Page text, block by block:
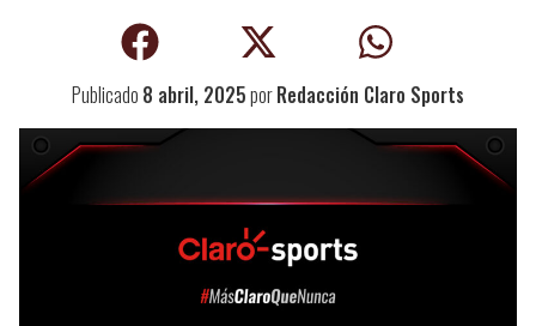
Publicado 8 abril, 2025porRedacción Claro Sports